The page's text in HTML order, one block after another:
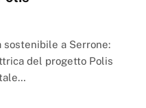
a Serrone:
del progetto Polis